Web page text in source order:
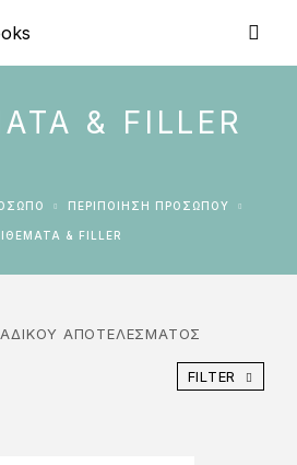
& FILLER
ΠΕΡΙΠΟΊΗΣΗ ΠΡΟΣΏΠΟΥ
& FILLER
ΑΠΟΤΕΛΈΣΜΑΤΟΣ
FILTER